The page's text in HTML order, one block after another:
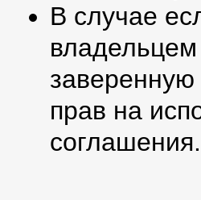
В случае
прав на
соглашения.